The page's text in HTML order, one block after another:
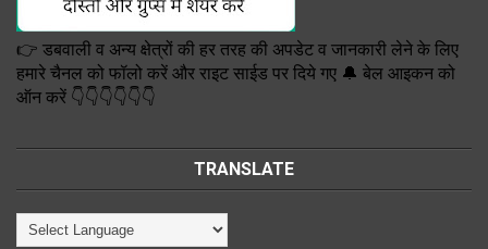
👉 डबवाली व अन्य क्षेत्रों की हर तरह की अपडेट व जानकारी लेने के लिए
हमारे चैनल को फॉलो करें और राइट साईड पर दिये गए 🔔 बेल आइकन को
ऑन करें 👇👇👇👇👇👇
TRANSLATE